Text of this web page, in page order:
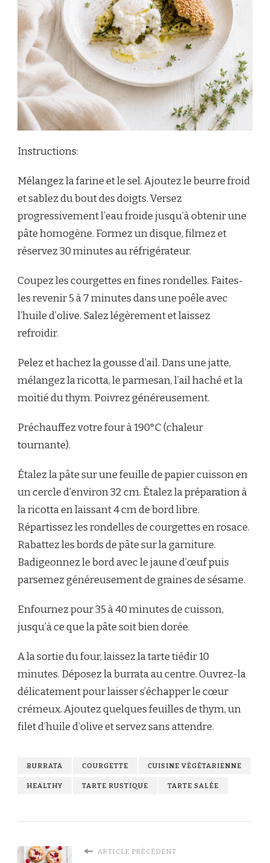
Instructions:
Mélangez la farine et le sel. Ajoutez le beurre froid
et sablez du bout des doigts. Versez
progressivement l’eau froide jusqu’à obtenir une
pâte homogène. Formez un disque, filmez et
réservez 30 minutes au réfrigérateur.
Coupez les courgettes en fines rondelles. Faites-
les revenir 5 à 7 minutes dans une poêle avec
l’huile d’olive. Salez légèrement et laissez
refroidir.
Pelez et hachez la gousse d’ail. Dans une jatte,
mélangez la ricotta, le parmesan, l’ail haché et la
moitié du thym. Poivrez généreusement.
Préchauffez votre four à 190°C (chaleur
tournante).
Étalez la pâte sur une feuille de papier cuisson en
un cercle d’environ 32 cm. Étalez la préparation à
la ricotta en laissant 4 cm de bord libre.
Répartissez les rondelles de courgettes en rosace.
Rabattez les bords de pâte sur la garniture.
Badigeonnez le bord avec le jaune d’œuf puis
parsemez généreusement de graines de sésame.
Enfournez pour 35 à 40 minutes de cuisson,
jusqu’à ce que la pâte soit bien dorée.
A la sortie du four, laissez la tarte tiédir 10
minutes. Déposez la burrata au centre. Ouvrez-la
délicatement pour laisser s’échapper le cœur
crémeux. Ajoutez quelques feuilles de thym, un
filet d’huile d’olive et servez sans attendre.
BURRATA COURGETTE CUISINE VÉGÉTARIENNE
HEALTHY TARTE RUSTIQUE TARTE SALÉE
ARTICLE PRÉCÉDENT